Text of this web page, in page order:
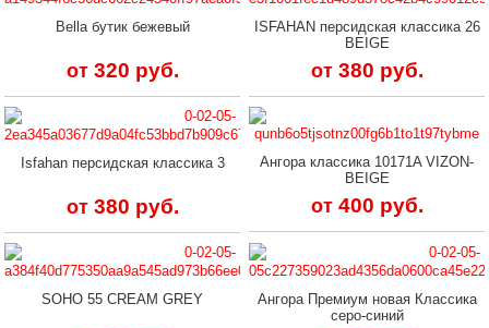
Bella бутик бежевый
от 320 руб.
ISFAHAN персидская классика 26
BEIGE
от 380 руб.
Isfahan персидская классика 3
от 380 руб.
Ангора классика 10171A VIZON-
BEIGE
от 400 руб.
SOHO 55 CREAM GREY
Ангора Премиум новая Классика
серо-синий